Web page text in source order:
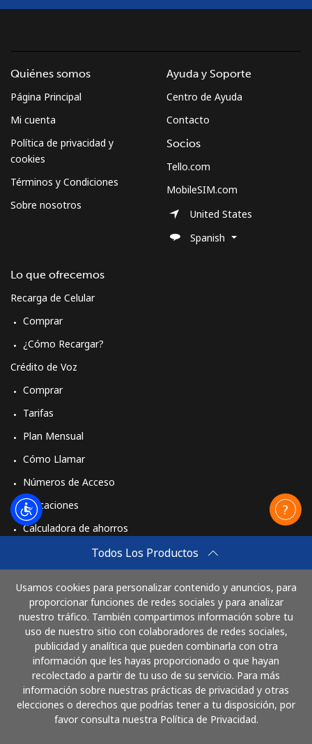
Todos Los Productos
Usamos cookies para personalizar contenido y anuncios, para
proporcionar funciones de redes sociales y para analizar
nuestro tráfico. También compartimos información sobre tu
uso de nuestro sitio con colaboradores de redes sociales,
publicidad y analítica que pueden combinarla con otra
información que les hayas proporcionado o que hayan
recolectado a partir de tu uso de su servicio. Para más
información sobre nuestras prácticas de privacidad y otras
elecciones o derechos que podrías tener a tu disposición, por
favor consulta nuestra Política de Privacidad.
Quiénes somos
Página Principal
Mi cuenta
Política de privacidad y
cookies
Términos y Condiciones
Sobre nosotros
Lo que ofrecemos
Recarga de Celular
Comprar
¿Cómo Recargar?
Crédito de Voz
Comprar
Tarifas
Plan Mensual
Cómo Llamar
Números de Acceso
Aplicaciones
Calculadora de ahorros
Cómo funciona
Ayuda y Soporte
Centro de Ayuda
Contacto
Socios
Tello.com
MobileSIM.com
United States
Spanish
Paga con